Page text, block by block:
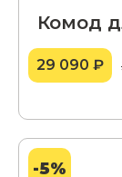
Комод
29 090 ₽
-5%